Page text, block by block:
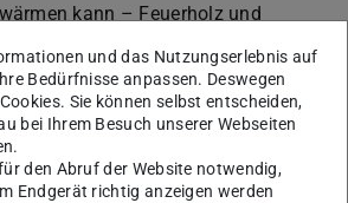
kann – Feuerholz und
war immer vor Ort.
ich dort am meisten genossen habe,
und strahlendem
für dich?
und das Nutzungserlebnis auf
Bedürfnisse anpassen. Deswegen
Sie können selbst entscheiden,
bei Ihrem Besuch unserer Webseiten
den Abruf der Website notwendig,
Endgerät richtig anzeigen werden